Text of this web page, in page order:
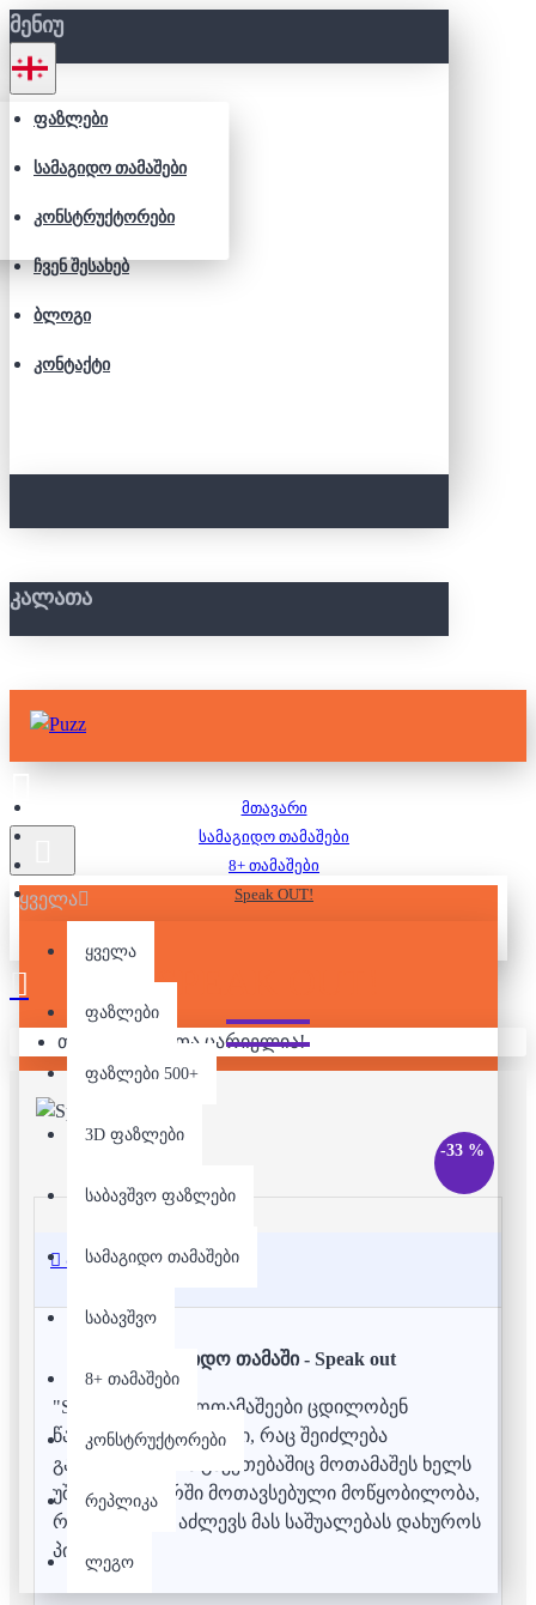
ᲛᲔᲜᲘᲣ
ᲤᲐᲖᲚᲔᲑᲘ
ᲡᲐᲛᲐᲒᲘᲓᲝ ᲗᲐᲛᲐᲨᲔᲑᲘ
ᲙᲝᲜᲡᲢᲠᲣᲥᲢᲝᲠᲔᲑᲘ
ᲩᲕᲔᲜ ᲨᲔᲡᲐᲮᲔᲑ
ᲑᲚᲝᲒᲘ
ᲙᲝᲜᲢᲐᲥᲢᲘ
ᲙᲐᲚᲐᲗᲐ
ყველა
ყველა
ფაზლები
ფაზლები 500+
3D ფაზლები
საბავშვო ფაზლები
სამაგიდო თამაშები
საბავშვო
8+ თამაშები
კონსტრუქტორები
რეპლიკა
ლეგო
თქვენი კალათა ცარიელია!
მთავარი
სამაგიდო თამაშები
8+ თამაშები
Speak OUT!
SPEAK OUT!
-33 %
აღწერა
სამაგიდო თამაში - Speak out
"Speak out!"- ში მოთამაშეები ცდილობენ
წარმოთქვან სიტყვები, რაც შეიძლება
გარკვევით, რის გაკეთებაშიც მოთამაშეს ხელს
უშლის მის პირში მოთავსებული მოწყობილობა,
რომელიც არ აძლევს მას საშუალებას დახუროს
პირი.